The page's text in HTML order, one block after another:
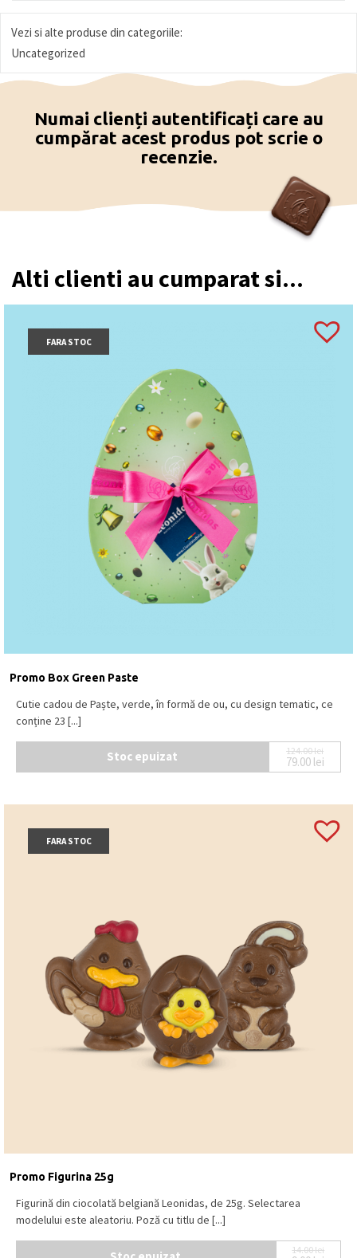
Vezi si alte produse din categoriile:
Uncategorized
Numai clienți autentificați care au
cumpărat acest produs pot scrie o
recenzie.
Alti clienti au cumparat si...
FARA STOC
Promo Box Green Paste
Cutie cadou de Paște, verde, în formă de ou, cu design tematic, ce
conține 23 [...]
Stoc epuizat 124.00lei
Prețul
79.00 lei
Prețul
FARA STOC
Promo Figurina 25g
Figurină din ciocolată belgiană Leonidas, de 25g. Selectarea
modelului este aleatoriu. Poză cu titlu de [...]
14.00lei